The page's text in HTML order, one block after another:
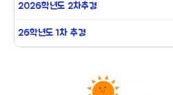
2026학년도 2차추경
26학년도 1차 추경